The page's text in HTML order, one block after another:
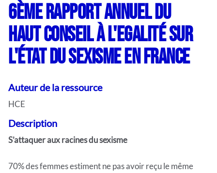
6ème rapport annuel du
Haut Conseil à l'Egalité sur
l'état du sexisme en France
Auteur de la ressource
HCE
Description
S’attaquer aux racines du sexisme
70% des femmes estiment ne pas avoir reçu le même